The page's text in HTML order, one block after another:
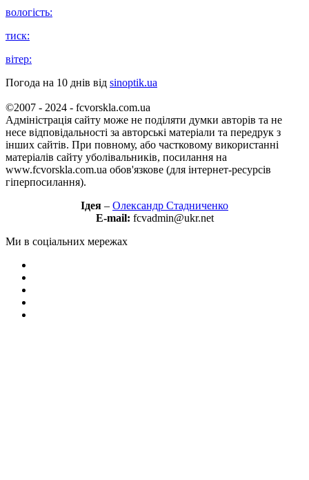
вологість:
тиск:
вітер:
Погода на 10 днів від sinoptik.ua
©2007 - 2024 - fcvorskla.com.ua
Адміністрація сайту може не поділяти думки авторів та не
несе відповідальності за авторські матеріали та передрук з
інших сайтів. При повному, або частковому використанні
матеріалів сайту уболівальників, посилання на
www.fcvorskla.com.ua обов'язкове (для інтернет-ресурсів
гіперпосилання).
Ідея – Олександр Стадниченко
E-mail: fcvadmin@ukr.net
Ми в соціальних мережах